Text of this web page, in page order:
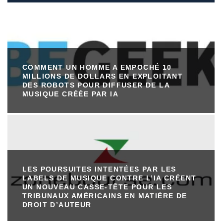
COMMENT UN HOMME A EMPOCHÉ 10
MILLIONS DE DOLLARS EN EXPLOITANT
DES ROBOTS POUR DIFFUSER DE LA
MUSIQUE CRÉÉE PAR IA
LES POURSUITES INTENTÉES PAR LES
LABELS DE MUSIQUE CONTRE L’IA CRÉENT
UN NOUVEAU CASSE-TÊTE POUR LES
TRIBUNAUX AMÉRICAINS EN MATIÈRE DE
DROIT D’AUTEUR